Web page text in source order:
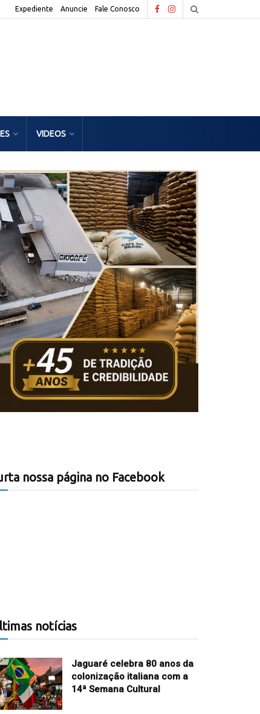
Expediente Anuncie Fale Conosco
VIDEOS
nossa página no Facebook
notícias
Jaguaré celebra 80 anos da
colonização italiana com a
14ª Semana Cultural